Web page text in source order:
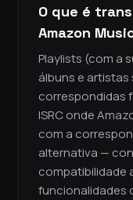
O que é
Amazon
Playlists (com a
álbuns e artistas
correspondidas
ISRC onde
com a
alternativa —
compatibilidade
funcionalidades